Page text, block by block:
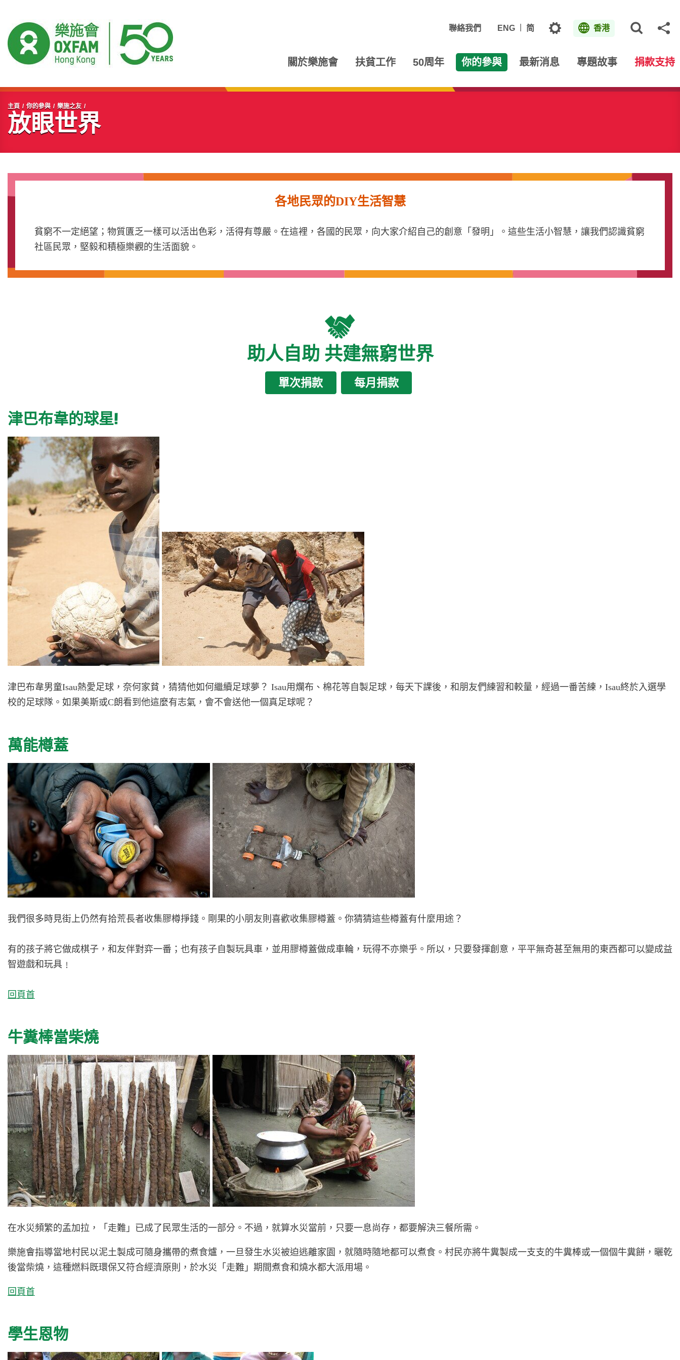
聯絡我們 ENG 简 主題 香港
關於樂施會 扶貧工作 50周年 你的參與 最新消息 專題故事 捐款支持
開始主要內容
主頁 你的參與 樂施之友
放眼世界
各地民眾的DIY生活智慧
貧窮不一定絕望；物質匱乏一樣可以活出色彩，活得有尊嚴。在這裡，各國的民眾，向大家介紹自己的創意「發明」。這些生活小智慧，讓我們認識貧窮
社區民眾，堅毅和積極樂觀的生活面貌。
助人自助 共建無窮世界
單次捐款 每月捐款
津巴布韋的球星!
津巴布韋男童Isau熱愛足球，奈何家貧，猜猜他如何繼續足球夢？ Isau用爛布、棉花等自製足球，每天下課後，和朋友們練習和較量，經過一番苦練，Isau終於入選學
校的足球隊。如果美斯或C朗看到他這麼有志氣，會不會送他一個真足球呢？
萬能樽蓋
我們很多時見街上仍然有拾荒長者收集膠樽掙錢。剛果的小朋友則喜歡收集膠樽蓋。你猜猜這些樽蓋有什麼用途？
有的孩子將它做成棋子，和友伴對弈一番；也有孩子自製玩具車，並用膠樽蓋做成車輪，玩得不亦樂乎。所以，只要發揮創意，平平無奇甚至無用的東西都可以變成益
智遊戲和玩具﹗
回頁首
牛糞棒當柴燒
在水災頻繁的孟加拉， 「走難」 已成了民眾生活的一部分。不過，就算水災當前，只要一息尚存，都要解決三餐所需。
樂施會指導當地村民以泥土製成可隨身攜帶的煮食爐，一旦發生水災被迫逃離家園，就隨時隨地都可以煮食。村民亦將牛糞製成一支支的牛糞棒或一個個牛糞餅，曬乾
後當柴燒，這種燃料既環保又符合經濟原則，於水災 「走難」 期間煮食和燒水都大派用場。
回頁首
學生恩物